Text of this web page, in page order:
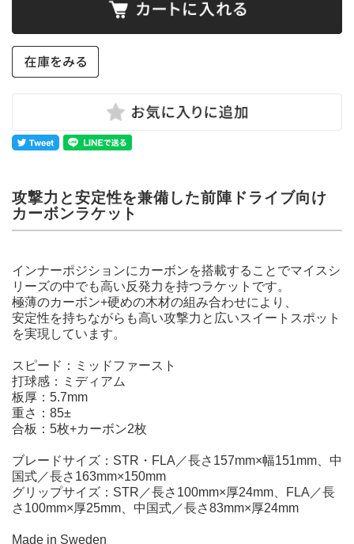
攻撃力と安定性を兼備した前陣ドライブ向け
カーボンラケット
インナーポジションにカーボンを搭載することでマイスシ
リーズの中でも高い反発力を持つラケットです。
極薄のカーボン+硬めの木材の組み合わせにより、
安定性を持ちながらも高い攻撃力と広いスイートスポット
を実現しています。
スピード：ミッドファースト
打球感：ミディアム
板厚：5.7mm
重さ：85±
合板：5枚+カーボン2枚
ブレードサイズ：STR・FLA／長さ157mm×幅151mm、中
国式／長さ163mm×150mm
グリップサイズ：STR／長さ100mm×厚24mm、FLA／長
さ100mm×厚25mm、中国式／長さ83mm×厚24mm
Made in Sweden